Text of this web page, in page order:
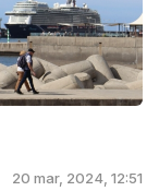
20 mar, 2024, 12:51